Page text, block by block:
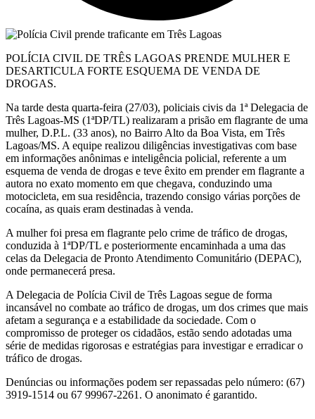
POLÍCIA CIVIL DE TRÊS LAGOAS PRENDE MULHER E
DESARTICULA FORTE ESQUEMA DE VENDA DE
DROGAS.
Na tarde desta quarta-feira (27/03), policiais civis da 1ª Delegacia de
Três Lagoas-MS (1ªDP/TL) realizaram a prisão em flagrante de uma
mulher, D.P.L. (33 anos), no Bairro Alto da Boa Vista, em Três
Lagoas/MS. A equipe realizou diligências investigativas com base
em informações anônimas e inteligência policial, referente a um
esquema de venda de drogas e teve êxito em prender em flagrante a
autora no exato momento em que chegava, conduzindo uma
motocicleta, em sua residência, trazendo consigo várias porções de
cocaína, as quais eram destinadas à venda.
A mulher foi presa em flagrante pelo crime de tráfico de drogas,
conduzida à 1ªDP/TL e posteriormente encaminhada a uma das
celas da Delegacia de Pronto Atendimento Comunitário (DEPAC),
onde permanecerá presa.
A Delegacia de Polícia Civil de Três Lagoas segue de forma
incansável no combate ao tráfico de drogas, um dos crimes que mais
afetam a segurança e a estabilidade da sociedade. Com o
compromisso de proteger os cidadãos, estão sendo adotadas uma
série de medidas rigorosas e estratégias para investigar e erradicar o
tráfico de drogas.
Denúncias ou informações podem ser repassadas pelo número: (67)
3919-1514 ou 67 99967-2261. O anonimato é garantido.